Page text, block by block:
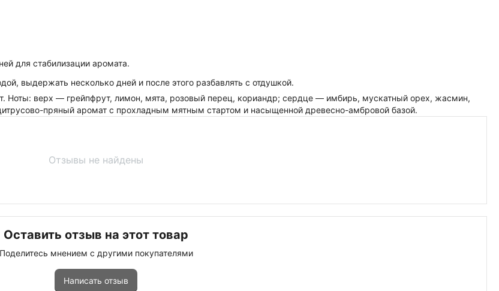
для стабилизации аромата.
выдержать несколько дней и после этого разбавлять с отдушкой.
Ноты: верх — грейпфрут, лимон, мята, розовый перец, кориандр; сердце — имбирь, мускатный орех, жасмин,
пряный аромат с прохладным мятным стартом и насыщенной древесно-амбровой базой.
Отзывы не найдены
Оставить отзыв на этот товар
Поделитесь мнением с другими покупателями
Написать отзыв